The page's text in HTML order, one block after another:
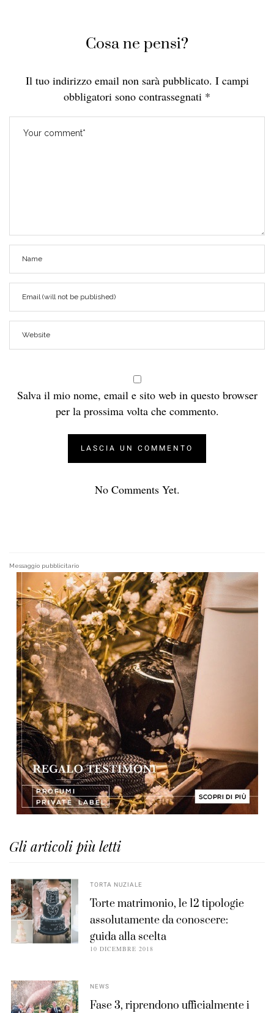
Cosa ne pensi?
Il tuo indirizzo email non sarà pubblicato. I campi
obbligatori sono contrassegnati *
Salva il mio nome, email e sito web in questo browser
per la prossima volta che commento.
No Comments Yet.
Messaggio pubblicitario
Gli articoli più letti
TORTA NUZIALE
Torte matrimonio, le 12 tipologie
assolutamente da conoscere:
guida alla scelta
10 DICEMBRE 2018
NEWS
Fase 3, riprendono ufficialmente i